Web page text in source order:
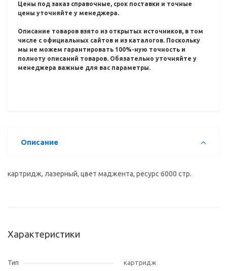
Цены под заказ справочные, срок поставки и точные
цены уточняйте у менеджера.
Описание товаров взято из открытых источников, в том
числе с официальных сайтов и из каталогов. Поскольку
мы не можем гарантировать 100%-ную точность и
полноту описаний товаров. Обязательно уточняйте у
менеджера важные для вас параметры.
Описание
картридж, лазерный, цвет маджента, ресурс 6000 стр.
Характеристики
Тип
картридж